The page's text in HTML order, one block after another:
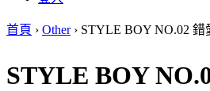
首頁 › Other › STYLE BOY NO.02 錯
STYLE BOY